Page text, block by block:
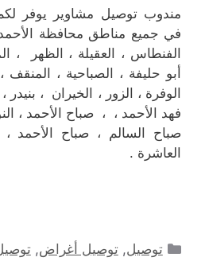
مندوب توصيل مشاوير يوفر
في جميع مناطق محافظة
الفنطاس ، العقيلة ، الظهر ،
أبو حليفة ، الصباحية ، المنقف
الوفرة ، الزور ، الخيران ، بنيدر
فهد الأحمد ، ، صباح الأحمد ،
صباح السالم ، صباح الأحمد ،
العاشرة .
التصنيفات
توصيل,توصيل أغراض,